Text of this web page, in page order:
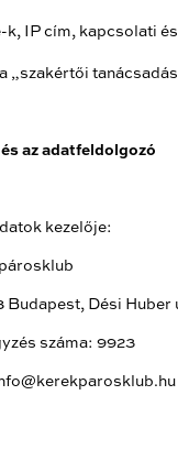
k, IP cím, kapcsolati
„szakértői
az adatfeldolgozó
kezelője:
Budapest, Dési
száma: 9923